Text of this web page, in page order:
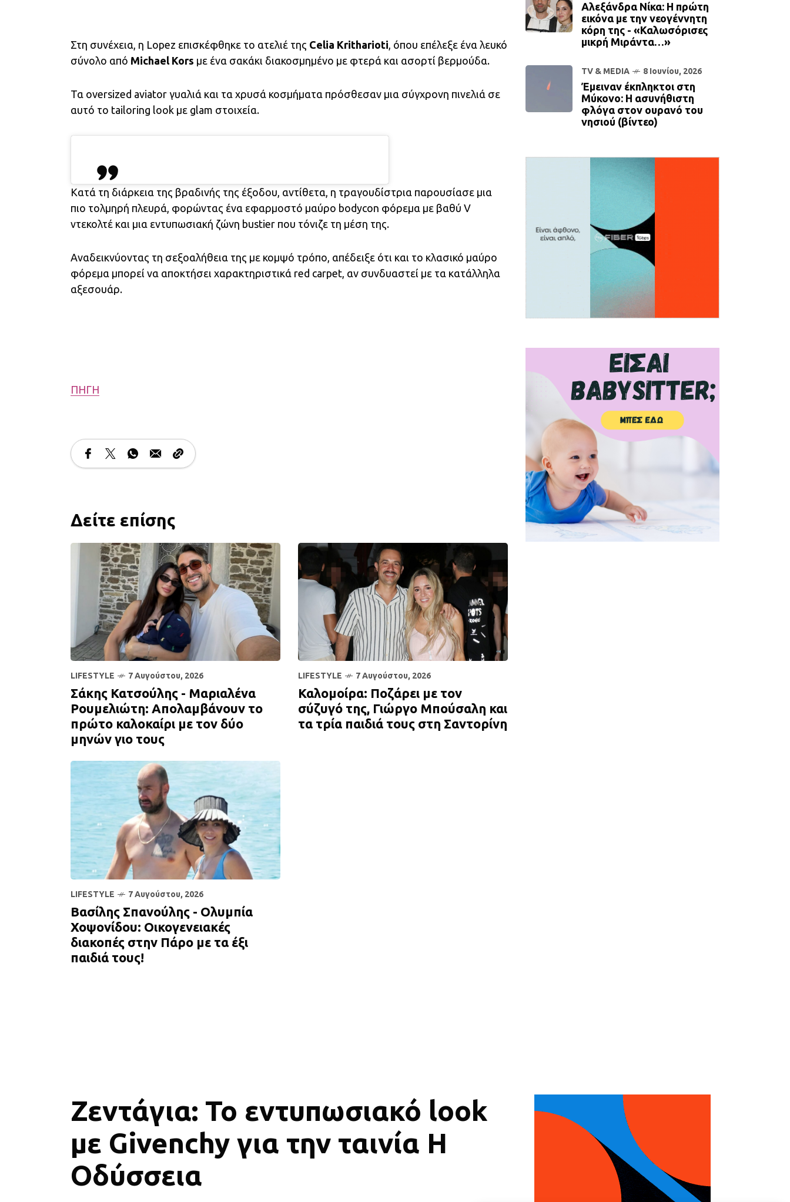
Στη συνέχεια, η Lopez επισκέφθηκε το ατελιέ της Celia Kritharioti , όπου επέλεξε ένα λευκό
σύνολο από Michael Kors με ένα σακάκι διακοσμημένο με φτερά και ασορτί βερμούδα.
Τα oversized aviator γυαλιά και τα χρυσά κοσμήματα πρόσθεσαν μια σύγχρονη πινελιά σε
αυτό το tailoring look με glam στοιχεία.
Κατά τη διάρκεια της βραδινής της έξοδου, αντίθετα, η τραγουδίστρια παρουσίασε μια
πιο τολμηρή πλευρά, φορώντας ένα εφαρμοστό μαύρο bodycon φόρεμα με βαθύ V
ντεκολτέ και μια εντυπωσιακή ζώνη bustier που τόνιζε τη μέση της.
Αναδεικνύοντας τη σεξοαλήθεια της με κομψό τρόπο, απέδειξε ότι και το κλασικό μαύρο
φόρεμα μπορεί να αποκτήσει χαρακτηριστικά red carpet, αν συνδυαστεί με τα κατάλληλα
αξεσουάρ.
ΠΗΓΗ
Δείτε επίσης
LIFESTYLE 7 Αυγούστου, 2026
Σάκης Κατσούλης - Μαριαλένα
Ρουμελιώτη: Απολαμβάνουν το
πρώτο καλοκαίρι με τον δύο
μηνών γιο τους
LIFESTYLE 7 Αυγούστου, 2026
Καλομοίρα: Ποζάρει με τον
σύζυγό της, Γιώργο Μπούσαλη και
τα τρία παιδιά τους στη Σαντορίνη
LIFESTYLE 7 Αυγούστου, 2026
Βασίλης Σπανούλης - Ολυμπία
Χοψονίδου: Οικογενειακές
διακοπές στην Πάρο με τα έξι
παιδιά τους!
Αλεξάνδρα Νίκα: Η πρώτη
εικόνα με την νεογέννητη
κόρη της - «Καλωσόρισες
μικρή Μιράντα…»
TV & MEDIA 8 Ιουνίου, 2026
Έμειναν έκπληκτοι στη
Μύκονο: Η ασυνήθιστη
φλόγα στον ουρανό του
νησιού (βίντεο)
Ζεντάγια: Το εντυπωσιακό look
με Givenchy για την ταινία Η
Οδύσσεια